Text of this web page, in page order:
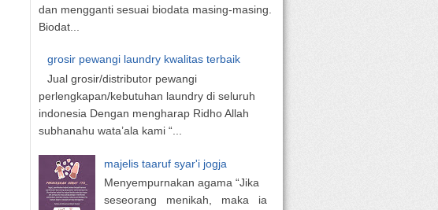
dan mengganti sesuai biodata masing-masing.
Biodat...
grosir pewangi laundry kwalitas terbaik
Jual grosir/distributor pewangi
perlengkapan/kebutuhan laundry di seluruh
indonesia Dengan mengharap Ridho Allah
subhanahu wata’ala kami “...
majelis taaruf syar'i jogja
Menyempurnakan agama “Jika
seseorang menikah, maka ia